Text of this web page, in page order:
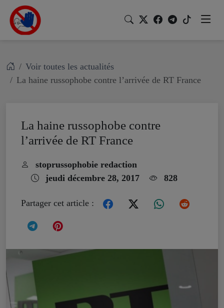
Voir toutes les actualités
La haine russophobe contre l’arrivée de RT France
La haine russophobe contre
l’arrivée de RT France
stoprussophobie redaction
jeudi décembre 28, 2017
828
Partager cet article :